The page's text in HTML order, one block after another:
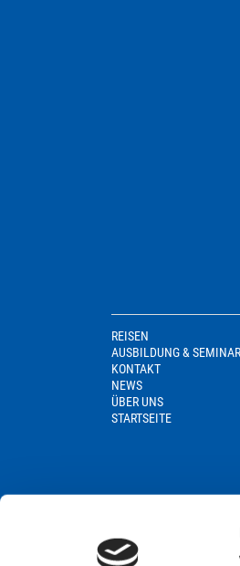
REISEN
AUSBILDUNG &
KONTAKT
NEWS
ÜBER UNS
STARTSEITE